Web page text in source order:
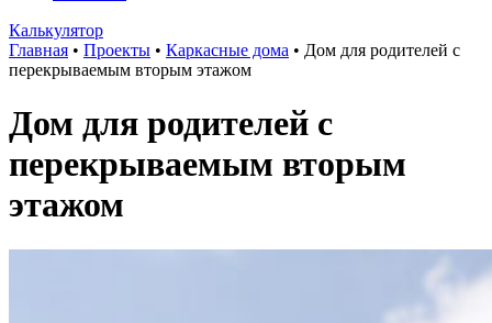
Калькулятор
Главная • Проекты • Каркасные дома • Дом для родителей с
перекрываемым вторым этажом
Дом для родителей с
перекрываемым вторым
этажом